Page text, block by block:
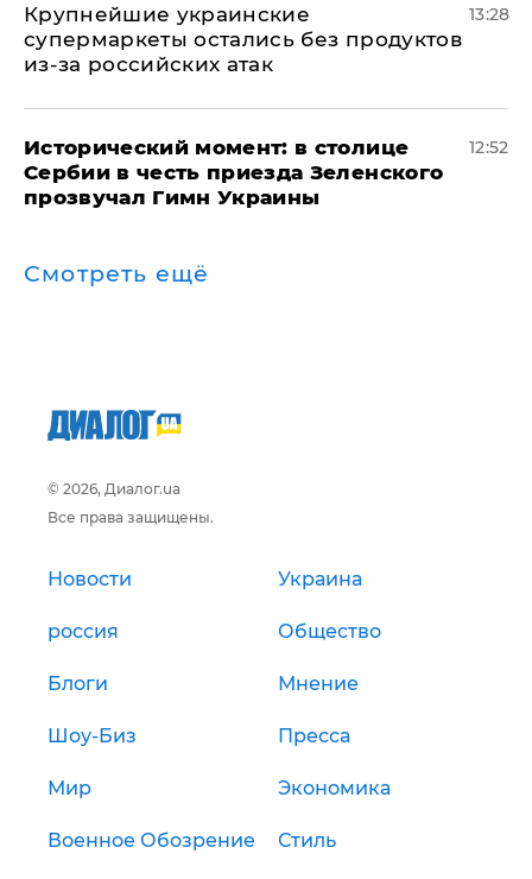
Крупнейшие украинские
супермаркеты остались без продуктов
из-за российских атак
13:28
Исторический момент: в столице
Сербии в честь приезда Зеленского
прозвучал Гимн Украины
12:52
Смотреть ещё
© 2026, Диалог.ua
Все права защищены.
Новости Украина
россия Общество
Блоги Мнение
Шоу-Биз Пресса
Мир Экономика
Военное Обозрение Стиль